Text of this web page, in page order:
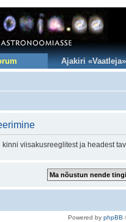
Ajakiri «Vaatleja»
viisakusreeglitest ja headest
Powered by phpBB